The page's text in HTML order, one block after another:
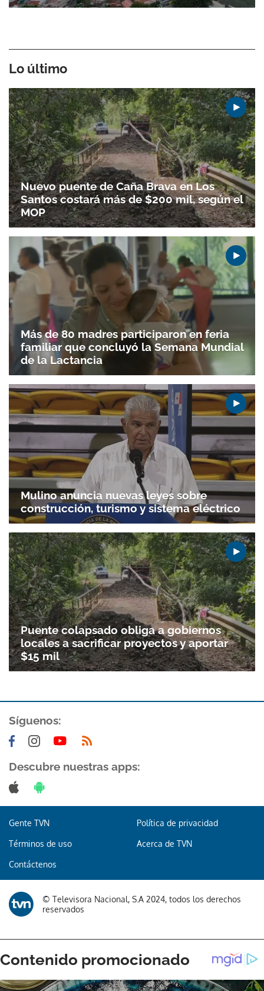
Lo último
Nuevo puente de Caña Brava en Los
Santos costará más de $200 mil, según el
MOP
Más de 80 madres participaron en feria
familiar que concluyó la Semana Mundial
de la Lactancia
Mulino anuncia nuevas leyes sobre
construcción, turismo y sistema eléctrico
Puente colapsado obliga a gobiernos
locales a sacrificar proyectos y aportar
$15 mil
Síguenos:
Descubre nuestras apps:
Gente TVN Política de privacidad
Términos de uso Acerca de TVN
Contáctenos
© Televisora Nacional, S.A 2024, todos los derechos
reservados